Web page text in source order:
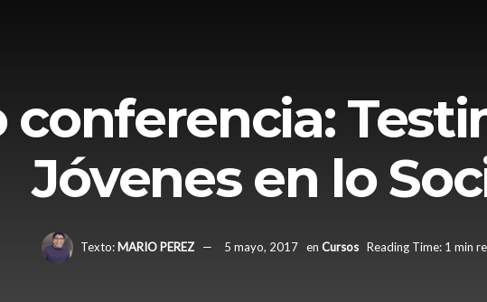
conferencia:
Jóvenes en lo
Texto: MARIO PEREZ 5 mayo, 2017 en Cursos Reading Time: 1 min